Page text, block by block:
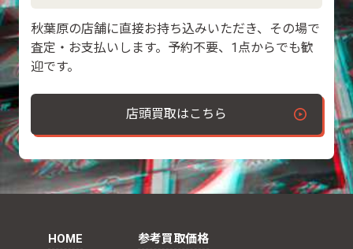
秋葉原の店舗に直接お持ち込みいただき、その場で
査定・お支払いします。予約不要、1点からでも歓
迎です。
店頭買取はこちら
HOME 参考買取価格